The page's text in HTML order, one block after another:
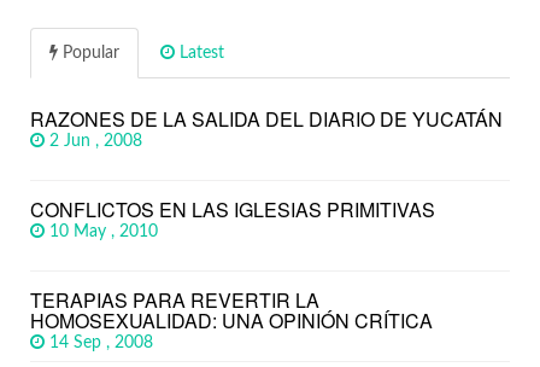
Popular Latest
RAZONES DE LA SALIDA DEL DIARIO DE YUCATÁN
2 Jun , 2008
CONFLICTOS EN LAS IGLESIAS PRIMITIVAS
10 May , 2010
TERAPIAS PARA REVERTIR LA
HOMOSEXUALIDAD: UNA OPINIÓN CRÍTICA
14 Sep , 2008